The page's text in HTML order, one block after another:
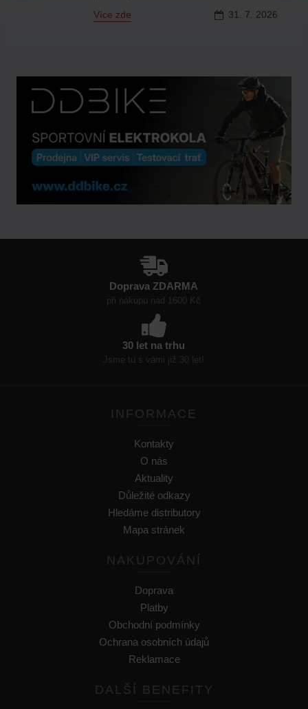
31. 7. 2026
Více zde
Doprava ZDARMA
při nákupu nad 1600 Kč
30 let na trhu
Jsme tu s vámi již 30 let!
INFORMACE
Kontakty
O nás
Aktuality
Důležité odkazy
Hledáme distributory
Mapa stránek
NAKUPOVÁNÍ
Doprava
Platby
Obchodní podmínky
Ochrana osobních údajů
Reklamace
DALŠÍ BENEFITY